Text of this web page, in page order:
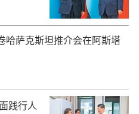
哈萨克斯坦推介会在阿斯塔
践行人